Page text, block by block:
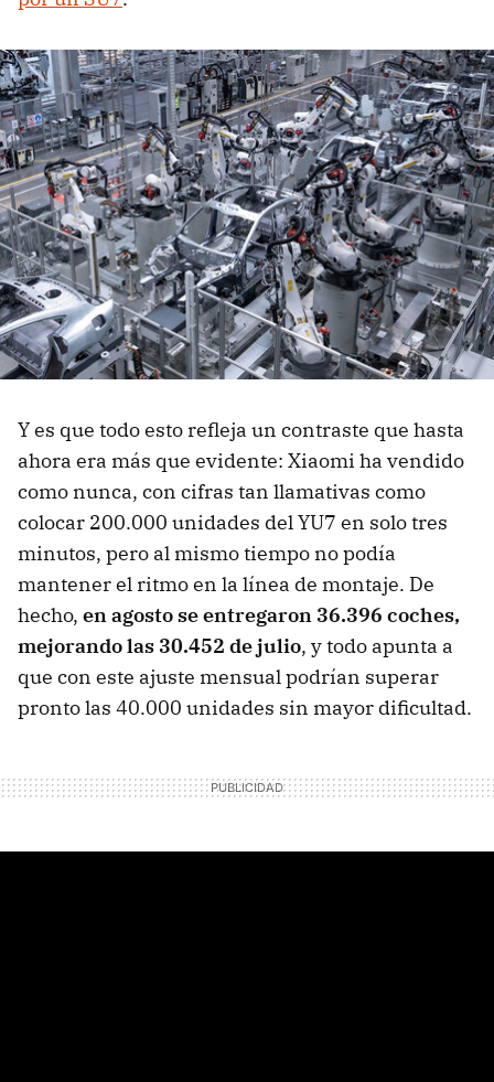
Y es que todo esto refleja un contraste que hasta
ahora era más que evidente: Xiaomi ha vendido
como nunca, con cifras tan llamativas como
colocar 200.000 unidades del YU7 en solo tres
minutos, pero al mismo tiempo no podía
mantener el ritmo en la línea de montaje. De
hecho, en agosto se entregaron 36.396 coches,
mejorando las 30.452 de julio, y todo apunta a
que con este ajuste mensual podrían superar
pronto las 40.000 unidades sin mayor dificultad.